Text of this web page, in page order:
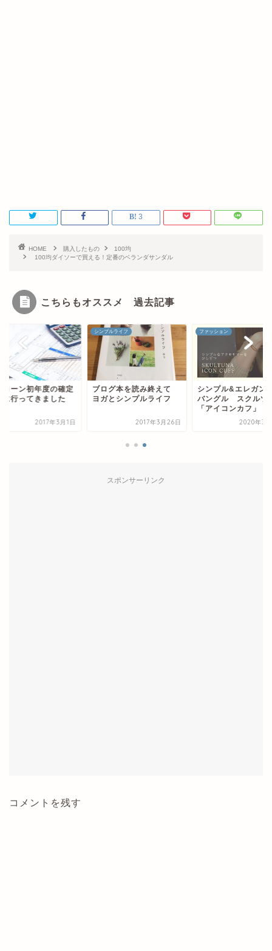
3
HOME 購入したもの
100均
100均ダイソーで買える！定番のベランダサンダル
こちらもオススメ 過去記事
ローン初年度の確定
に行ってきました
2017年3月1日
シンプルライフ
ブログ本を読み終えて
ヨガとシンプルライフ
2017年3月26日
ファッション
シンプル&エレガン
バングル スクルツ
「アイコンカフ」
2020年3
スポンサーリンク
コメントを残す